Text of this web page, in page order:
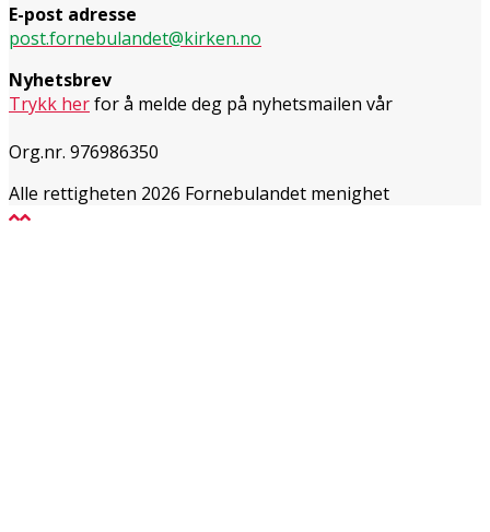
E-post adresse
post.fornebulandet@kirken.no
Nyhetsbrev
Trykk herfor å melde deg på nyhetsmailen vår
Org.nr. 976986350
Alle rettigheten 2026 Fornebulandet menighet